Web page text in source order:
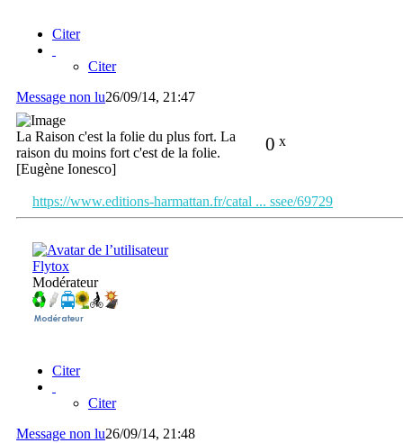
Citer
Citer
Message non lu26/09/14, 21:47
0 x
La Raison c'est la folie du plus fort. La
raison du moins fort c'est de la folie.
[Eugène Ionesco]
https://www.editions-harmattan.fr/catal ... ssee/69729
Flytox
Modérateur
Citer
Citer
Message non lu26/09/14, 21:48